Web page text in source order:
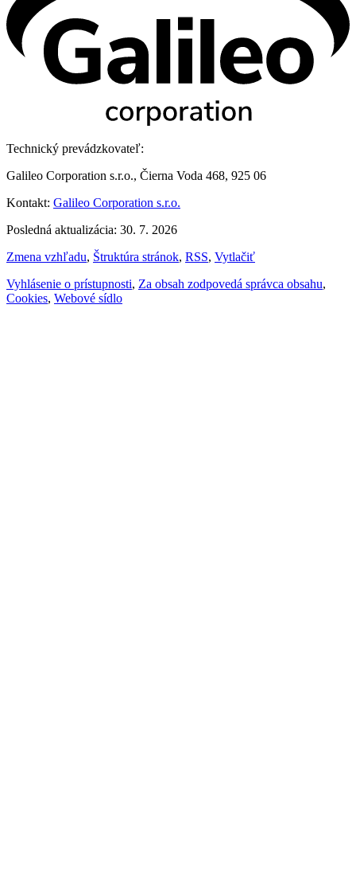
Technický prevádzkovateľ:
Galileo Corporation s.r.o., Čierna Voda 468, 925 06
Kontakt: Galileo Corporation s.r.o.
Posledná aktualizácia: 30. 7. 2026
Zmena vzhľadu, Štruktúra stránok, RSS, Vytlačiť
Vyhlásenie o prístupnosti, Za obsah zodpovedá správca obsahu,
Cookies, Webové sídlo